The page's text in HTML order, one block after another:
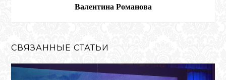
Валентина Романова
СВЯЗАННЫЕ СТАТЬИ